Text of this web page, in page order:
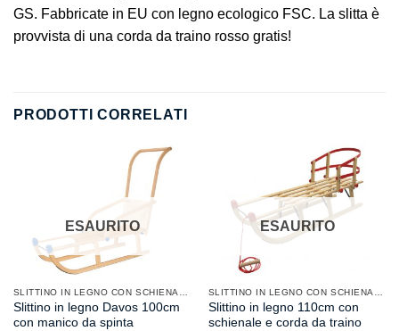
GS. Fabbricate in EU con legno ecologico FSC. La slitta è
provvista di una corda da traino rosso gratis!
PRODOTTI CORRELATI
ESAURITO
Slittino in legno Davos 100cm
con manico da spinta
ESAURITO
Slittino in legno 110cm con
schienale e corda da traino